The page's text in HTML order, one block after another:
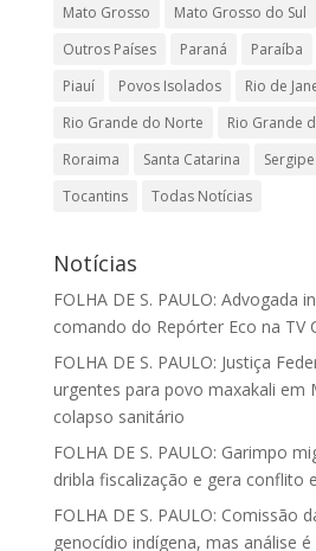
Mato Grosso
Mato Grosso do Sul
Outros Países
Paraná Paraíba
Piauí
Povos Isolados
Rio de
Rio Grande do Norte
Rio Grande
Roraima
Santa Catarina Sergipe
Tocantins
Todas Notícias
Notícias
FOLHA DE S. PAULO: Advogada
comando do Repórter Eco na TV
FOLHA DE S. PAULO: Justiça
urgentes para povo maxakali em
colapso sanitário
FOLHA DE S. PAULO: Garimpo
dribla fiscalização e gera conflito
FOLHA DE S. PAULO: Comissão
genocídio indígena, mas análise